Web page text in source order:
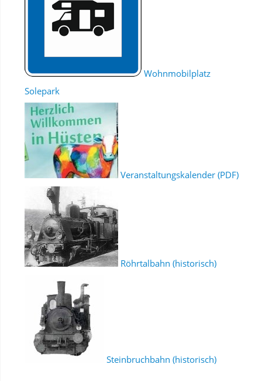
Wohnmobilplatz
Solepark
Veranstaltungskalender (PDF)
Röhrtalbahn (historisch)
Steinbruchbahn (historisch)